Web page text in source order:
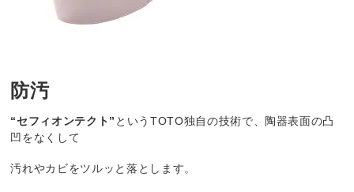
防汚
“セフィオンテクト” という TOTO独自の技術で、陶器表面の凸
凹をなくして
汚れやカビをツルッと落とします。